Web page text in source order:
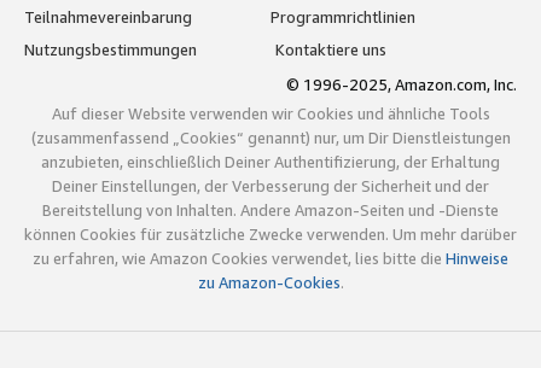
Teilnahmevereinbarung
Programmrichtlinien
Nutzungsbestimmungen
Kontaktiere uns
© 1996-2025, Amazon.com, Inc.
Auf dieser Website verwenden wir Cookies und ähnliche Tools
(zusammenfassend „Cookies“ genannt) nur, um Dir Dienstleistungen
anzubieten, einschließlich Deiner Authentifizierung, der Erhaltung
Deiner Einstellungen, der Verbesserung der Sicherheit und der
Bereitstellung von Inhalten. Andere Amazon-Seiten und -Dienste
können Cookies für zusätzliche Zwecke verwenden. Um mehr darüber
zu erfahren, wie Amazon Cookies verwendet, lies bitte die Hinweise
zu Amazon-Cookies.